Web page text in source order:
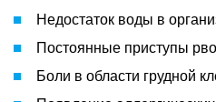
Недостаток воды в
Постоянные приступы
Боли в области грудной